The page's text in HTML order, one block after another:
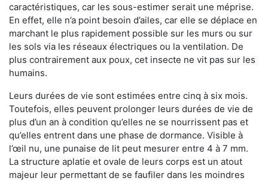
caractéristiques, car les sous-estimer serait une méprise.
En effet, elle n’a point besoin d’ailes, car elle se déplace en
marchant le plus rapidement possible sur les murs ou sur
les sols via les réseaux électriques ou la ventilation. De
plus contrairement aux poux, cet insecte ne vit pas sur les
humains.
Leurs durées de vie sont estimées entre cinq à six mois.
Toutefois, elles peuvent prolonger leurs durées de vie de
plus d’un an à condition qu’elles ne se nourrissent pas et
qu’elles entrent dans une phase de dormance. Visible à
l’œil nu, une punaise de lit peut mesurer entre 4 à 7 mm.
La structure aplatie et ovale de leurs corps est un atout
majeur leur permettant de se faufiler dans les moindres